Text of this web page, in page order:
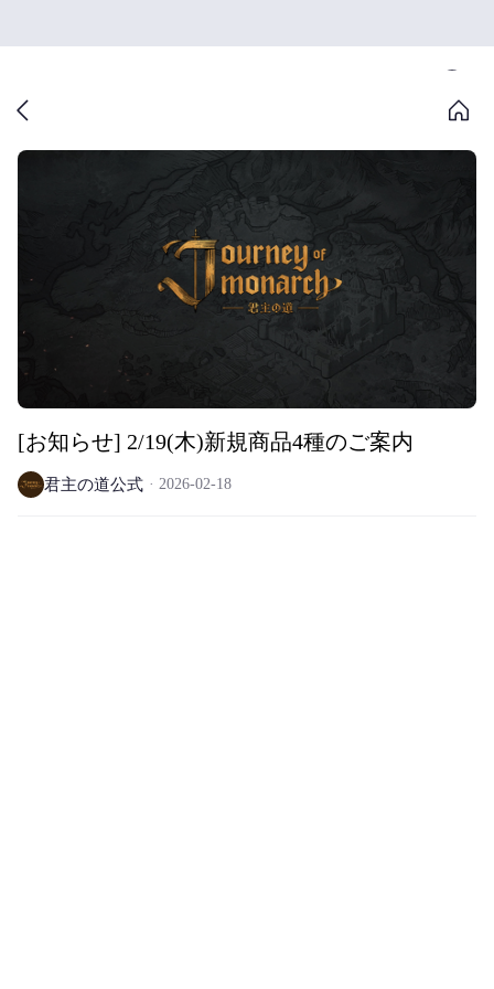
[お知らせ] 2/19(木)新規商品4種のご案内
君主の道公式 2026-02-18